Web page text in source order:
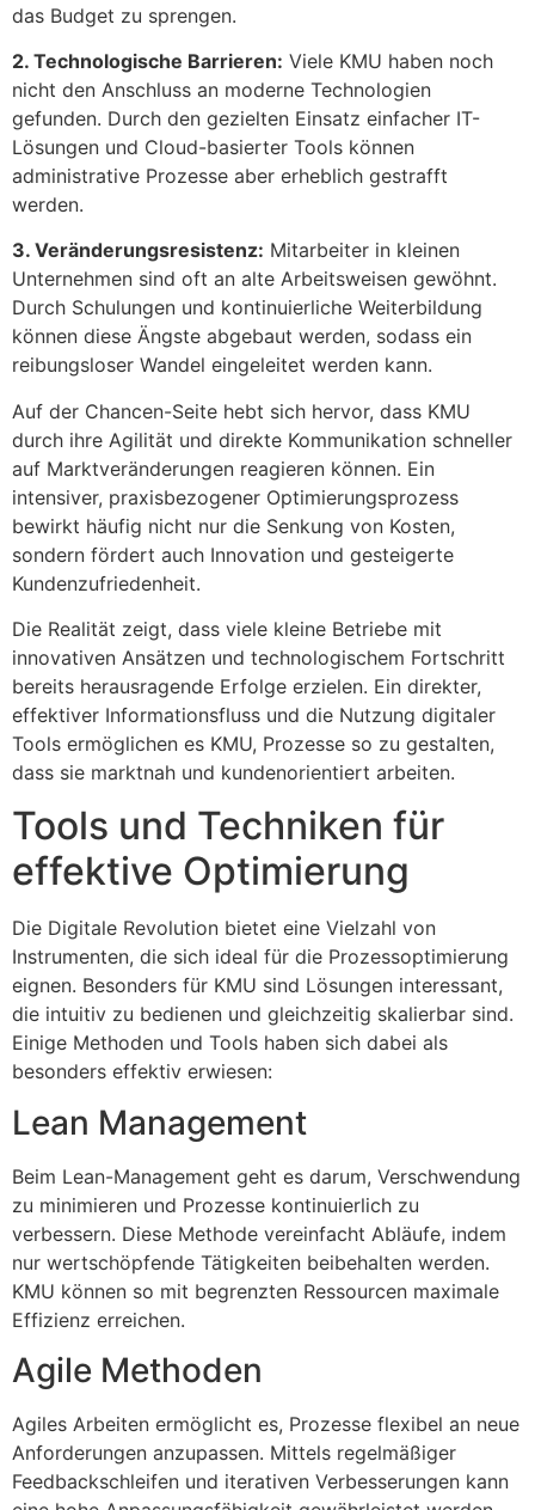
das Budget zu sprengen.
2. Technologische Barrieren: Viele KMU haben noch
nicht den Anschluss an moderne Technologien
gefunden. Durch den gezielten Einsatz einfacher IT-
Lösungen und Cloud-basierter Tools können
administrative Prozesse aber erheblich gestrafft
werden.
3. Veränderungsresistenz: Mitarbeiter in kleinen
Unternehmen sind oft an alte Arbeitsweisen gewöhnt.
Durch Schulungen und kontinuierliche Weiterbildung
können diese Ängste abgebaut werden, sodass ein
reibungsloser Wandel eingeleitet werden kann.
Auf der Chancen-Seite hebt sich hervor, dass KMU
durch ihre Agilität und direkte Kommunikation schneller
auf Marktveränderungen reagieren können. Ein
intensiver, praxisbezogener Optimierungsprozess
bewirkt häufig nicht nur die Senkung von Kosten,
sondern fördert auch Innovation und gesteigerte
Kundenzufriedenheit.
Die Realität zeigt, dass viele kleine Betriebe mit
innovativen Ansätzen und technologischem Fortschritt
bereits herausragende Erfolge erzielen. Ein direkter,
effektiver Informationsfluss und die Nutzung digitaler
Tools ermöglichen es KMU, Prozesse so zu gestalten,
dass sie marktnah und kundenorientiert arbeiten.
Tools und Techniken für
effektive Optimierung
Die Digitale Revolution bietet eine Vielzahl von
Instrumenten, die sich ideal für die Prozessoptimierung
eignen. Besonders für KMU sind Lösungen interessant,
die intuitiv zu bedienen und gleichzeitig skalierbar sind.
Einige Methoden und Tools haben sich dabei als
besonders effektiv erwiesen:
Lean Management
Beim Lean-Management geht es darum, Verschwendung
zu minimieren und Prozesse kontinuierlich zu
verbessern. Diese Methode vereinfacht Abläufe, indem
nur wertschöpfende Tätigkeiten beibehalten werden.
KMU können so mit begrenzten Ressourcen maximale
Effizienz erreichen.
Agile Methoden
Agiles Arbeiten ermöglicht es, Prozesse flexibel an neue
Anforderungen anzupassen. Mittels regelmäßiger
Feedbackschleifen und iterativen Verbesserungen kann